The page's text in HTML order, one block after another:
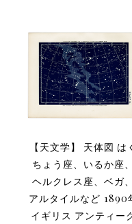
【天文学】 天体図 は
ちょう座、いるか座、
ヘルクレス座、ベガ、
アルタイルなど 1890
イギリス アンティー